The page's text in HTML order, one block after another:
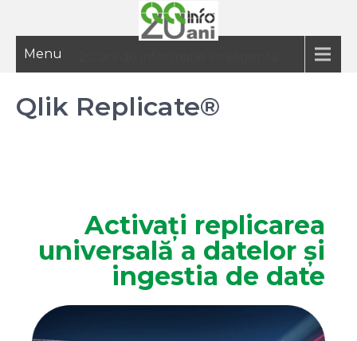
Menu
Qlik Replicate®
Activați replicarea
universală a datelor și
ingestia de date